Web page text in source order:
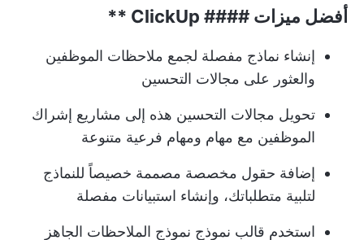
أفضل ميزات #### ClickUp **
إنشاء نماذج مفصلة لجمع ملاحظات الموظفين
والعثور على مجالات التحسين
تحويل مجالات التحسين هذه إلى مشاريع إشراك
الموظفين مع مهام ومهام فرعية متنوعة
إضافة حقول مخصصة مصممة خصيصاً للنماذج
لتلبية متطلباتك، وإنشاء استبيانات مفصلة
استخدم قالب نموذج نموذج الملاحظات الجاهز